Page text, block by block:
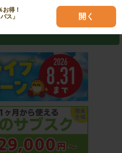
得！
ス」
開く
3分スピード出発！